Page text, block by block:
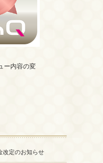
ー内容の変
改定のお知らせ